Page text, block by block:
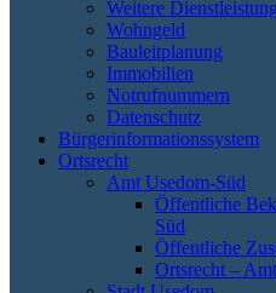
Weitere
Wohngeld
Bauleitplanung
Immobilien
Notrufnummern
Datenschutz
Bürgerinformationssystem
Ortsrecht
Amt Usedom-Süd
Öffentliche
Süd
Öffentliche
Ortsrecht –